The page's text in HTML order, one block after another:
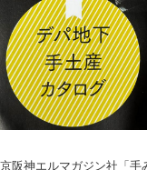
京阪神エルマガジン社「手